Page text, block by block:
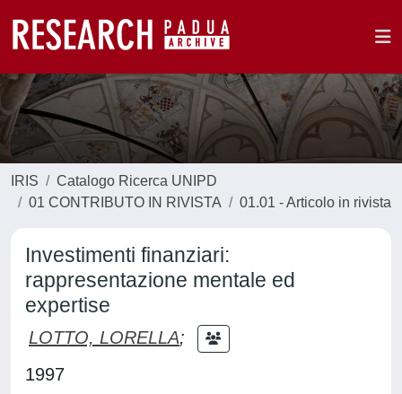
IRIS
Catalogo Ricerca UNIPD
01 CONTRIBUTO IN RIVISTA
01.01 - Articolo in rivista
Investimenti finanziari:
rappresentazione mentale ed
expertise
LOTTO, LORELLA;
1997